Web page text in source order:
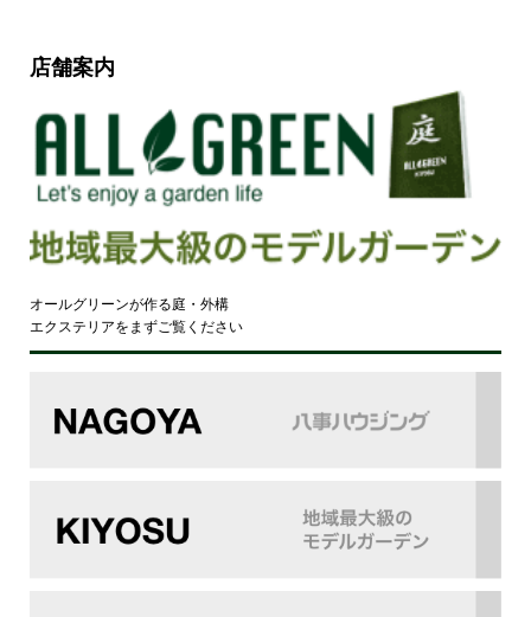
店舗案内
オールグリーンが作る庭・外構
エクステリアをまずご覧ください